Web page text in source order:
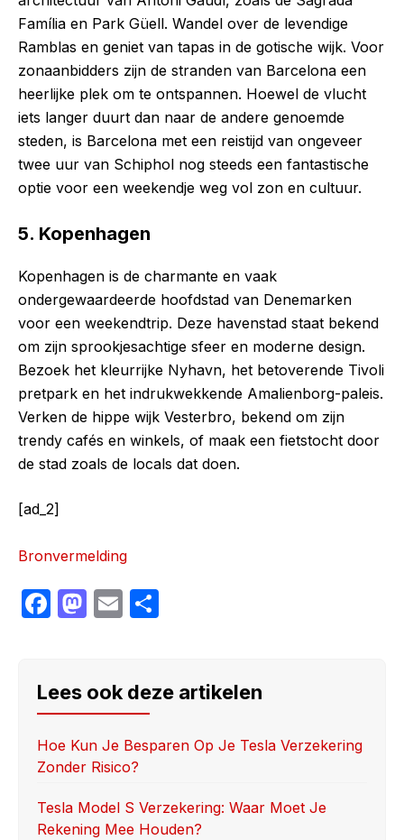
Família en Park Güell. Wandel over de levendige
Ramblas en geniet van tapas in de gotische wijk. Voor
zonaanbidders zijn de stranden van Barcelona een
heerlijke plek om te ontspannen. Hoewel de vlucht
iets langer duurt dan naar de andere genoemde
steden, is Barcelona met een reistijd van ongeveer
twee uur van Schiphol nog steeds een fantastische
optie voor een weekendje weg vol zon en cultuur.
5. Kopenhagen
Kopenhagen is de charmante en vaak
ondergewaardeerde hoofdstad van Denemarken
voor een weekendtrip. Deze havenstad staat bekend
om zijn sprookjesachtige sfeer en moderne design.
Bezoek het kleurrijke Nyhavn, het betoverende Tivoli
pretpark en het indrukwekkende Amalienborg-paleis.
Verken de hippe wijk Vesterbro, bekend om zijn
trendy cafés en winkels, of maak een fietstocht door
de stad zoals de locals dat doen.
[ad_2]
Bronvermelding
F
e
b
o
o
k
M
o
d
o
n
E
e
Lees ook deze artikelen
Hoe Kun Je Besparen Op Je Tesla Verzekering
Zonder Risico?
Tesla Model S Verzekering: Waar Moet Je
Rekening Mee Houden?